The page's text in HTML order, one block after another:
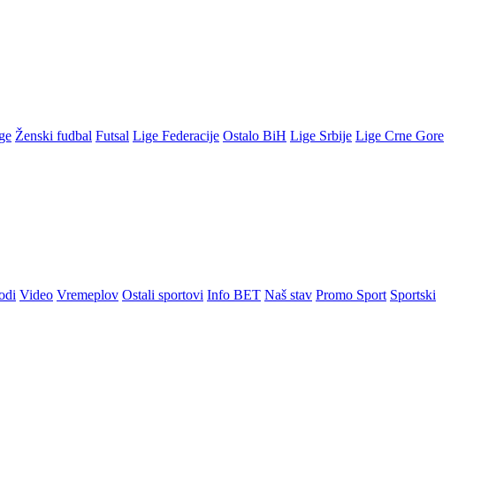
Ženski fudbal Futsal Lige Federacije Ostalo BiH Lige Srbije Lige Crne Gore
Video Vremeplov Ostali sportovi Info BET Naš stav Promo Sport Sportski